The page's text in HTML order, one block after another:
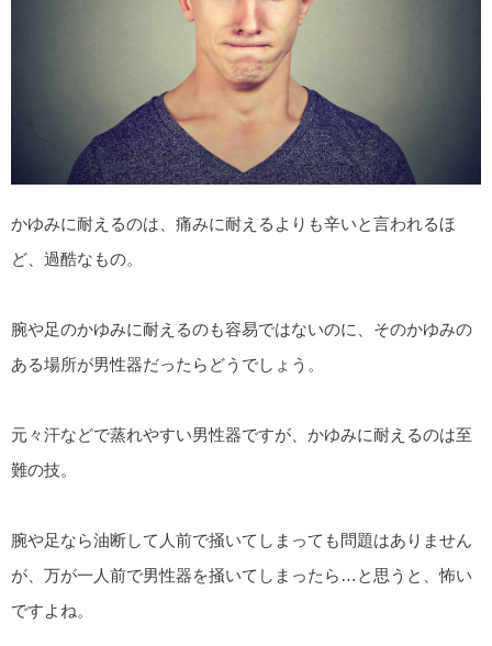
かゆみに耐えるのは、痛みに耐えるよりも辛いと言われるほ
ど、過酷なもの。
腕や足のかゆみに耐えるのも容易ではないのに、そのかゆみの
ある場所が男性器だったらどうでしょう。
元々汗などで蒸れやすい男性器ですが、かゆみに耐えるのは至
難の技。
腕や足なら油断して人前で掻いてしまっても問題はありません
が、万が一人前で男性器を掻いてしまったら…と思うと、怖い
ですよね。